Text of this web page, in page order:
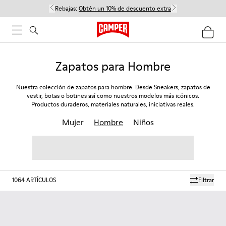
Rebajas: Obtén un 10% de descuento extra
Zapatos para Hombre
Nuestra colección de zapatos para hombre. Desde Sneakers, zapatos de
vestir, botas o botines así como nuestros modelos más icónicos.
Productos duraderos, materiales naturales, iniciativas reales.
Mujer Hombre Niños
Filtrar
1064ARTÍCULOS